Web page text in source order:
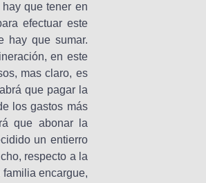
que tener en
efectuar este
hay que sumar.
en este
mas claro, es
que pagar la
los gastos más
que abonar la
un entierro
respecto a la
familia encargue,